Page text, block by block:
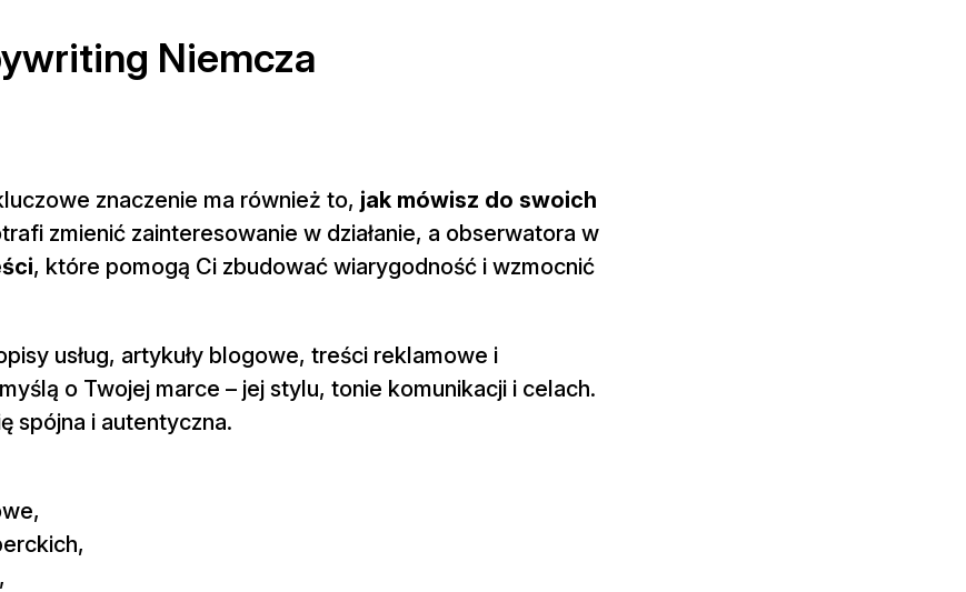
Niemcza
znaczenie ma również to, jak mówisz do swoich
zmienić zainteresowanie w działanie, a obserwatora w
, które pomogą Ci zbudować wiarygodność i wzmocnić
usług, artykuły blogowe, treści reklamowe i
o Twojej marce – jej stylu, tonie komunikacji i celach.
spójna i autentyczna.